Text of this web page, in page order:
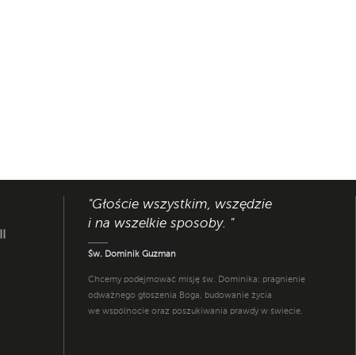
"Głoście wszystkim, wszędzie
i na wszelkie sposoby. "
Św. Dominik Guzman
Chcemy podejmować misję św. Dominika: pragnienie
odważnego głoszenia Boga, budowanie życia
we wspólnocie oraz poszukiwania prawdy w świecie.